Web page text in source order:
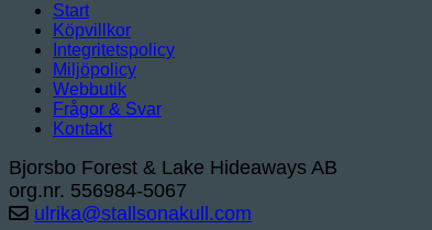
Start
Köpvillkor
Integritetspolicy
Miljöpolicy
Webbutik
Frågor & Svar
Kontakt
Bjorsbo Forest & Lake Hideaways AB
org.nr. 556984-5067
ulrika@stallsonakull.com